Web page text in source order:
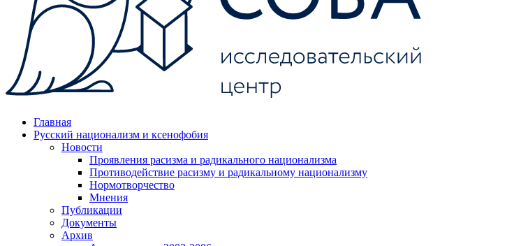
Главная
Русский национализм и ксенофобия
Новости
Проявления расизма и радикального национализма
Противодействие расизму и радикальному национализму
Нормотворчество
Мнения
Публикации
Документы
Архив